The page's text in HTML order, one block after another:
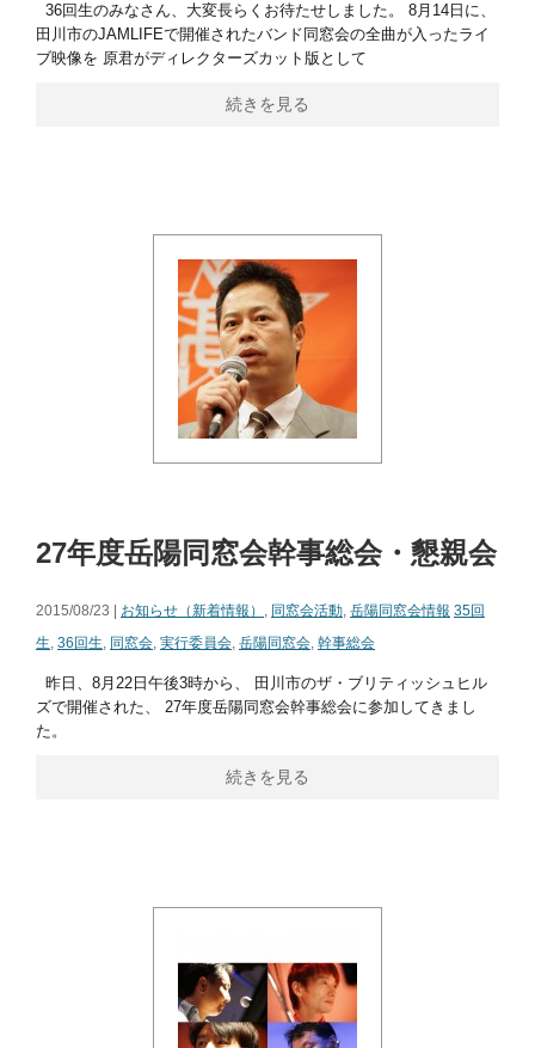
36回生のみなさん、大変長らくお待たせしました。 8月14日に、
田川市のJAMLIFEで開催されたバンド同窓会の全曲が入ったライ
ブ映像を 原君がディレクターズカット版として
続きを見る
27年度岳陽同窓会幹事総会・懇親会
2015/08/23 | お知らせ（新着情報） , 同窓会活動, 岳陽同窓会情報 35回
生, 36回生, 同窓会, 実行委員会, 岳陽同窓会, 幹事総会
昨日、8月22日午後3時から、 田川市のザ・ブリティッシュヒル
ズで開催された、 27年度岳陽同窓会幹事総会に参加してきまし
た。
続きを見る